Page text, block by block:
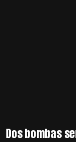
Dos bombas